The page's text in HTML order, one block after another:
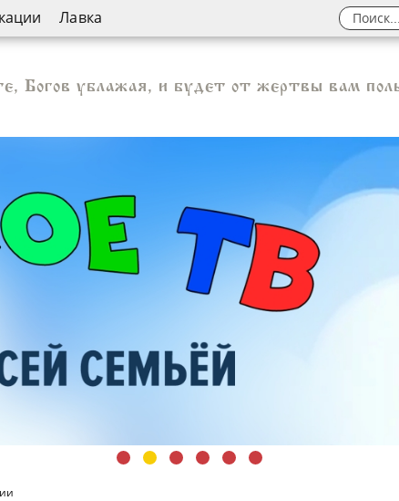
Лавка
Богов ублажая, и будет от жертвы вам